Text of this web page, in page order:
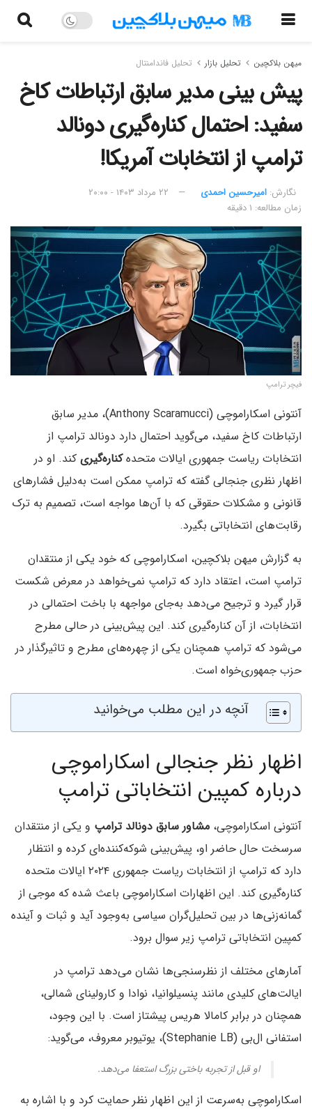
میهن بلاکچین تحلیل بازار تحلیل فاندامنتال
پیش بینی مدیر سابق ارتباطات کاخ
سفید: احتمال کناره‌‌گیری دونالد
ترامپ از انتخابات آمریکا!
نگارش:‌ امیرحسین احمدی
۲۲ مرداد ۱۴۰۳ - ۲۰:۰۰
زمان مطالعه: ۱ دقیقه
فیچر ترامپ
آنتونی اسکاراموچی (Anthony Scaramucci)، مدیر سابق
ارتباطات کاخ سفید، می‌گوید احتمال دارد دونالد ترامپ از
انتخابات ریاست جمهوری ایالات متحدهکناره‌گیری کند. او در
اظهار نظری جنجالی گفته که ترامپ ممکن است به‌دلیل فشارهای
قانونی و مشکلات حقوقی که با آن‌ها مواجه است، تصمیم به ترک
رقابت‌های انتخاباتی بگیرد.
به گزارش میهن بلاکچین، اسکاراموچی که خود یکی از منتقدان
ترامپ است، اعتقاد دارد که ترامپ نمی‌خواهد در معرض شکست
قرار گیرد و ترجیح می‌دهد به‌جای مواجهه با باخت احتمالی در
انتخابات، از آن کناره‌گیری کند. این پیش‌بینی در حالی مطرح
می‌شود که ترامپ همچنان یکی از چهره‌های مطرح و تاثیرگذار در
حزب جمهوری‌خواه است.
آنچه در این مطلب می‌خوانید
اظهار نظر جنجالی اسکاراموچی
درباره کمپین انتخاباتی ترامپ
آنتونی اسکاراموچی، مشاور سابق دونالد ترامپ و یکی از منتقدان
سرسخت حال حاضر او، پیش‌بینی شوکه‌کننده‌ای کرده و انتظار
دارد که ترامپ از انتخابات ریاست جمهوری ۲۰۲۴ ایالات متحده
کناره‌گیری کند. این اظهارات اسکاراموچی باعث شده که موجی از
گمانه‌زنی‌ها در بین تحلیل‌گران سیاسی به‌وجود آید و ثبات و آینده
کمپین انتخاباتی ترامپ زیر سوال برود.
آمارهای مختلف از نظرسنجی‌ها نشان می‌دهد ترامپ در
ایالت‌های کلیدی مانند پنسیلوانیا، نوادا و کارولینای شمالی،
همچنان در برابر کامالا هریس پیشتاز است. با این وجود،
استفانی ال‌بی (Stephanie LB)، یوتیوبر معروف، می‌گوید:
او قبل از تجربه باختی بزرگ استعفا می‌دهد.
اسکاراموچی به‌سرعت از این اظهار نظر حمایت کرد و با اشاره به